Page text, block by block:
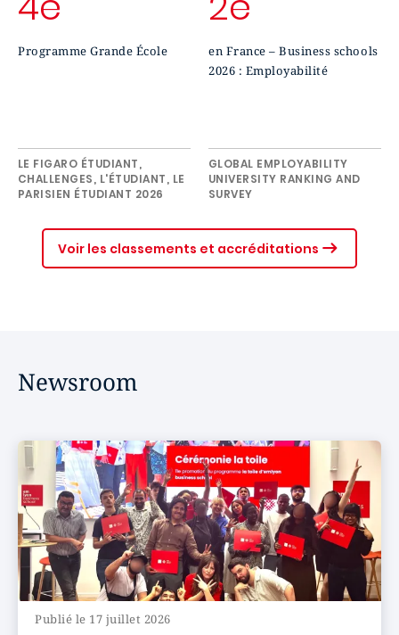
Programme Grande École
LE FIGARO ÉTUDIANT,
CHALLENGES, L'ÉTUDIANT, LE
PARISIEN ÉTUDIANT 2026
en France – Business schools
2026 : Employabilité
GLOBAL EMPLOYABILITY
UNIVERSITY RANKING AND
SURVEY
Voir les classements et accréditations
Newsroom
Publié le 17 juillet 2026